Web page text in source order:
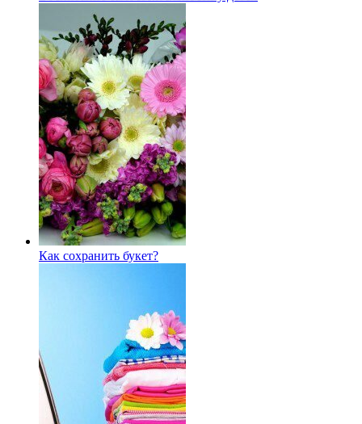
Как сохранить букет?